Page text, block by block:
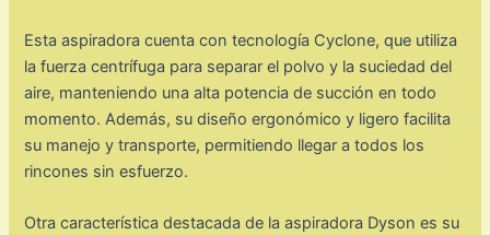
Esta aspiradora cuenta con tecnología Cyclone, que utiliza
la fuerza centrífuga para separar el polvo y la suciedad del
aire, manteniendo una alta potencia de succión en todo
momento. Además, su diseño ergonómico y ligero facilita
su manejo y transporte, permitiendo llegar a todos los
rincones sin esfuerzo.
Otra característica destacada de la aspiradora Dyson es su